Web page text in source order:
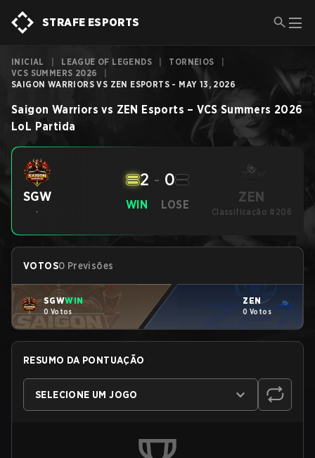
STRAFE ESPORTS
INICIAL LEAGUE OF LEGENDS TORNEIOS
VCS SUMMERS 2026
SAIGON WARRIORS VS ZEN ESPORTS - MAY 13, 2026
Saigon Warriors vs ZEN Esports –VCS Summers 2026
LoL Partida
SGW
-
WIN
2 - 0
LOSE ZEN
Classificação #206
VOTOS0 Previsões
SGWWIN
0 Votos
ZEN
0 Votos
RESUMO DA PONTUAÇÃO
SELECIONE UM JOGO